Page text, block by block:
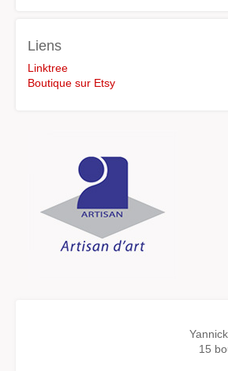
Liens
Linktree
Boutique sur Etsy
15